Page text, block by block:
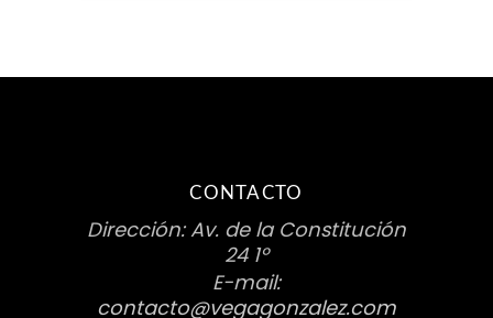
CONTACTO
Dirección: Av. de la Constitución
24 1º
E-mail:
contacto@vegagonzalez.com